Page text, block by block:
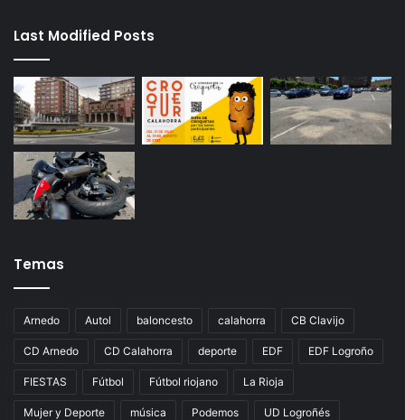
Last Modified Posts
Temas
Arnedo Autol baloncesto calahorra CB Clavijo
CD Arnedo CD Calahorra deporte EDF EDF Logroño
FIESTAS Fútbol Fútbol riojano La Rioja
Mujer y Deporte música Podemos UD Logroñés